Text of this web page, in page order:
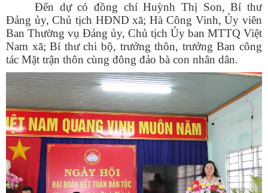
Đến dự có đồng chí Huỳnh Thị Son, Bí thư
Đảng ủy, Chủ tịch HĐND xã; Hà Công Vinh, Ủy viên
Ban Thường vụ Đảng ủy, Chủ tịch Ủy ban MTTQ Việt
Nam xã; Bí thư chi bộ, trưởng thôn, trưởng Ban công
tác Mặt trận thôn cùng đông đảo bà con nhân dân.